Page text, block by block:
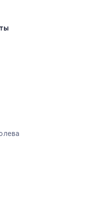
4,7 на основе 108 оценок
4,9 на основе 37 оценок